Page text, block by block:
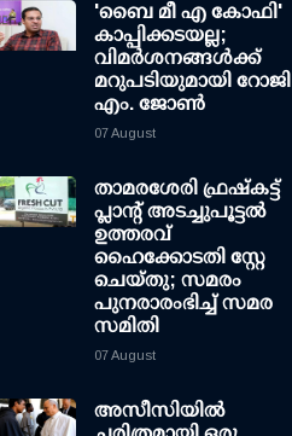
'ബൈ മീ എ കോഫി'
കാപ്പിക്കടയല്ല;
വിമര്‍ശനങ്ങള്‍ക്ക്
മറുപടിയുമായി റോജി
എം. ജോണ്‍
07 August
താമരശേരി ഫ്രഷ്കട്ട്
പ്ലാന്റ് അടച്ചുപൂട്ടൽ
ഉത്തരവ്
ഹൈക്കോടതി സ്റ്റേ
ചെയ്തു; സമരം
പുനരാരംഭിച്ച് സമര
സമിതി
07 August
അസീസിയിൽ